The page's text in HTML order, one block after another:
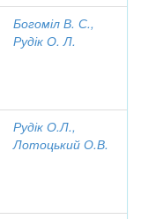
Богоміл В. С.,
Рудік О. Л.
Рудік О.Л.,
Лотоцький О.В.